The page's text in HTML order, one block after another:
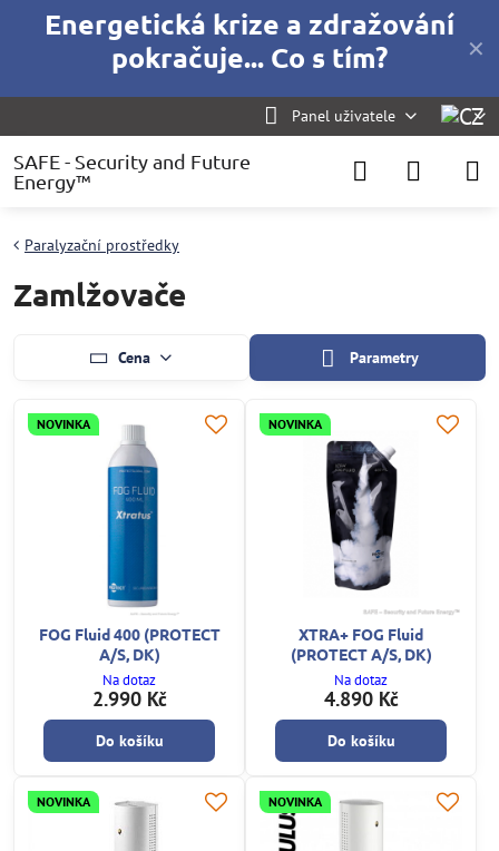
✕
Energetická krize a zdražování
pokračuje... Co s tím?
Panel uživatele
SAFE - Security and Future
Energy™
Paralyzační prostředky
Zamlžovače
Cena Parametry
NOVINKA
FOG Fluid 400 (PROTECT
A/S, DK)
Na dotaz
2.990 Kč
Do košíku
NOVINKA
XTRA+ FOG Fluid
(PROTECT A/S, DK)
Na dotaz
4.890 Kč
Do košíku
NOVINKA NOVINKA